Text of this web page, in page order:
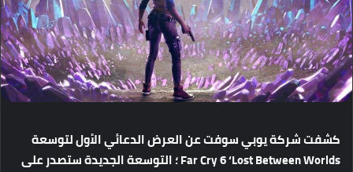
كشفتشركةيوبيسوفتعنالعرضالدعائيالأوللتوسعة
Far Cry 6 ‘Lost Between Worlds؛التوسعةالجديدةستصدرعلى